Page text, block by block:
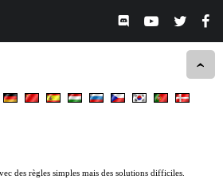
des règles simples mais des solutions difficiles.